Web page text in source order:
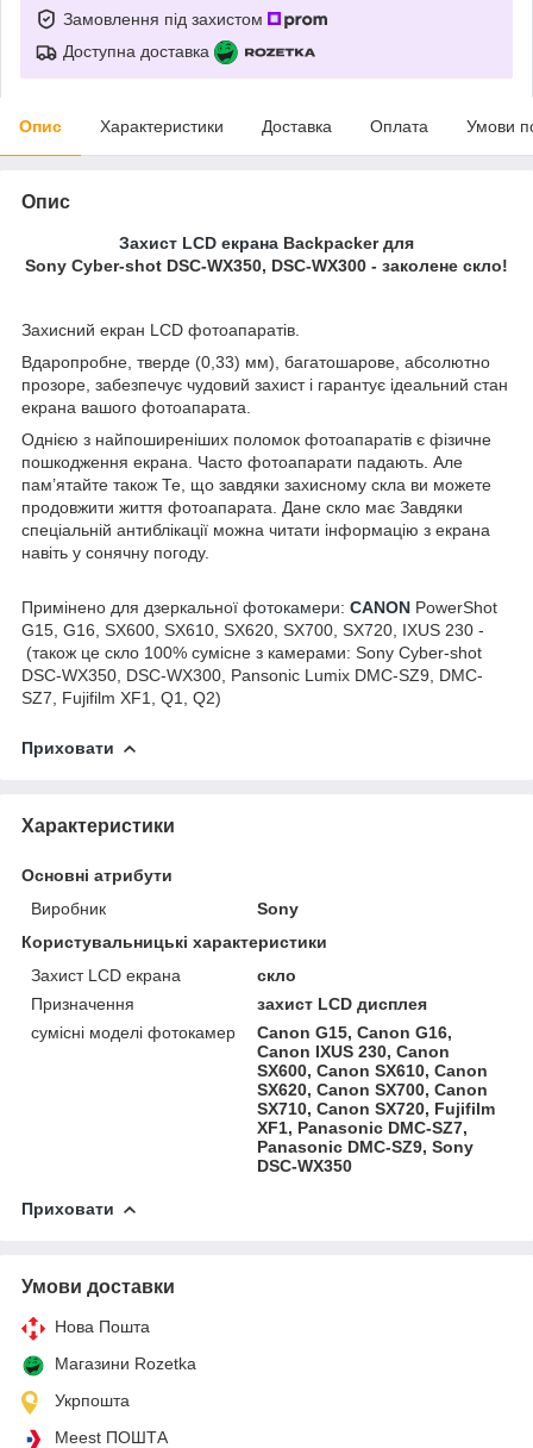
Замовлення під захистом
Доступна доставка
Опис Характеристики Доставка Оплата Умови
Опис
Захист LCD екрана Backpacker для
Sony Cyber-shot DSC-WX350, DSC-WX300 - заколене скло!
Захисний екран LCD фотоапаратів.
Вдаропробне, тверде (0,33) мм), багатошарове, абсолютно
прозоре, забезпечує чудовий захист і гарантує ідеальний стан
екрана вашого фотоапарата.
Однією з найпоширеніших поломок фотоапаратів є фізичне
пошкодження екрана. Часто фотоапарати падають. Але
пам’ятайте також Те, що завдяки захисному скла ви можете
продовжити життя фотоапарата. Дане скло має Завдяки
спеціальній антиблікації можна читати інформацію з екрана
навіть у сонячну погоду.
Примінено для дзеркальної фотокамери: CANON PowerShot
G15, G16, SX600, SX610, SX620, SX700, SX720, IXUS 230 -
(також це скло 100% сумісне з камерами: Sony Cyber-shot
DSC-WX350, DSC-WX300, Pansonic Lumix DMC-SZ9, DMC-
SZ7, Fujifilm XF1, Q1, Q2)
Приховати
Характеристики
Основні атрибути
Виробник
Sony
Користувальницькі характеристики
Захист LCD екрана
скло
Призначення
захист LCD дисплея
сумісні моделі фотокамер
Canon G15, Canon G16,
Canon IXUS 230, Canon
SX600, Canon SX610, Canon
SX620, Canon SX700, Canon
SX710, Canon SX720, Fujifilm
XF1, Panasonic DMC-SZ7,
Panasonic DMC-SZ9, Sony
DSC-WX350
Приховати
Умови доставки
Нова Пошта
Магазини Rozetka
Укрпошта
Meest ПОШТА